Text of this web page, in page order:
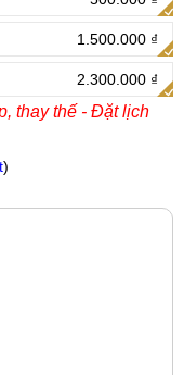
1.500.000 ₫
2.300.000 ₫
thay thế - Đặt lịch
)